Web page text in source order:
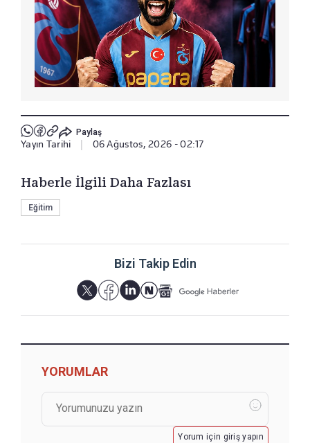
Paylaş
Yayın Tarihi 06 Ağustos, 2026 - 02:17
Haberle İlgili Daha Fazlası
Eğitim
Bizi Takip Edin
YORUMLAR
Yorum için giriş yapın